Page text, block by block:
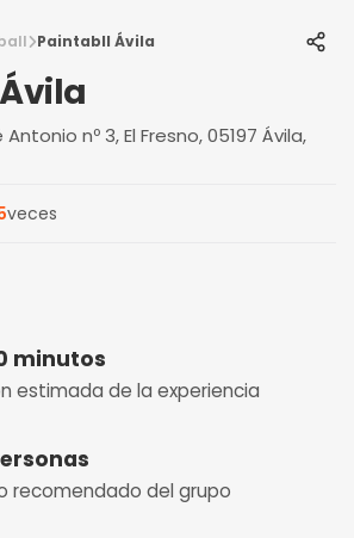
Paintabll Ávila
nº 3, El Fresno, 05197 Ávila,
veces
minutos
estimada de la experiencia
recomendado del grupo